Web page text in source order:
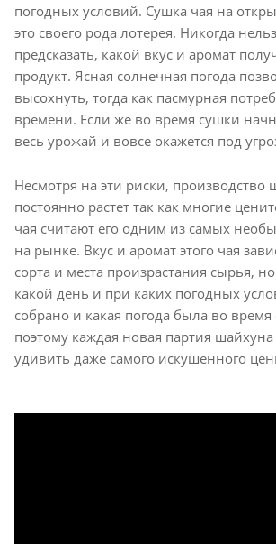
погодных условий. Сушка чая на
это своего рода лотерея. Никогда
предсказать, какой вкус и аромат
продукт. Ясная солнечная погода
высохнуть, тогда как пасмурная
времени. Если же во время сушки
весь урожай и вовсе окажется под
Несмотря на эти риски, производство
постоянно растет так как многие
чая считают его одним из самых
на рынке. Вкус и аромат этого чая
сорта и места произрастания сырья,
какой день и при каких погодных
собрано и какая погода была во
поэтому каждая новая партия
удивить даже самого искушённого